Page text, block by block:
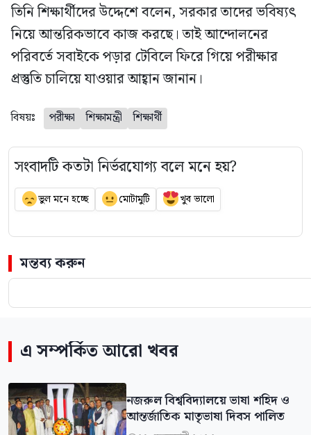
তিনি শিক্ষার্থীদের উদ্দেশে বলেন, সরকার তাদের ভবিষ্যৎ
নিয়ে আন্তরিকভাবে কাজ করছে। তাই আন্দোলনের
পরিবর্তে সবাইকে পড়ার টেবিলে ফিরে গিয়ে পরীক্ষার
প্রস্তুতি চালিয়ে যাওয়ার আহ্বান জানান।
বিষয়ঃ পরীক্ষা শিক্ষামন্ত্রী শিক্ষার্থী
সংবাদটি কতটা নির্ভরযোগ্য বলে মনে হয়?
ভুল মনে হচ্ছে মোটামুটি খুব ভালো
মন্তব্য করুন
এ সম্পর্কিত আরো খবর
নজরুল বিশ্ববিদ্যালয়ে ভাষা শহিদ ও
আন্তর্জাতিক মাতৃভাষা দিবস পালিত